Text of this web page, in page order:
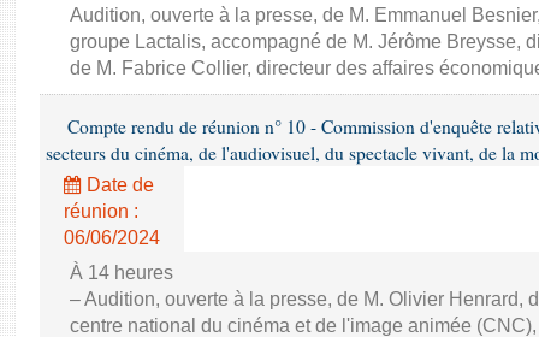
Audition, ouverte à la presse, de M. Emmanuel
groupe Lactalis, accompagné de M. Jérôme Breysse,
de M. Fabrice Collier, directeur des affaires
Compte rendu de réunion n° 10 - Commission d'enquête
secteurs du cinéma, de l'audiovisuel, du spectacle vivant, de la
Date de
réunion :
06/06/2024
À 14 heures
– Audition, ouverte à la presse, de M. Olivier Henrard,
centre national du cinéma et de l'image animée